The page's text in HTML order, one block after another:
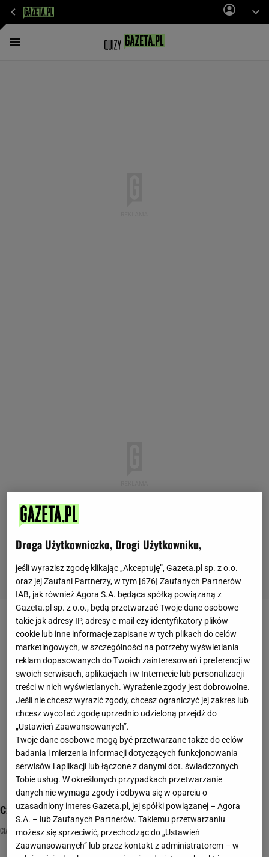
krew
Czas na krwisty quiz wiedzy! To wyzwanie Was przerośnie
CIAŁO KREW QUIZ
Droga Użytkowniczko, Drogi Użytkowniku,
jeśli wyrazisz zgodę klikając „Akceptuję”, Gazeta.pl sp. z o.o.
oraz jej Zaufani Partnerzy, w tym [676] Zaufanych Partnerów
IAB, jak również Agora S.A. będąca spółką powiązaną z
Gazeta.pl sp. z o.o., będą przetwarzać Twoje dane osobowe
takie jak adresy IP, adresy e-mail czy identyfikatory plików
cookie lub inne informacje zapisane w tych plikach do celów
marketingowych, w szczególności na potrzeby wyświetlania
reklam dopasowanych do Twoich zainteresowań i preferencji w
swoich serwisach, aplikacjach i w Internecie lub personalizacji
treści w nich wyświetlanych. Wyrażenie zgody jest dobrowolne.
Jeśli nie chcesz wyrazić zgody, chcesz ograniczyć jej zakres lub
chcesz wycofać zgodę uprzednio udzieloną przejdź do
„Ustawień Zaawansowanych”.
Twoje dane osobowe mogą być przetwarzane także do celów
badania i mierzenia informacji dotyczących funkcjonowania
serwisów i aplikacji lub łączone z danymi dot. świadczonych
Tobie usług. W określonych przypadkach przetwarzanie
danych nie wymaga zgody i odbywa się w oparciu o
uzasadniony interes Gazeta.pl, jej spółki powiązanej – Agora
S.A. – lub Zaufanych Partnerów. Takiemu przetwarzaniu
możesz się sprzeciwić, przechodząc do „Ustawień
Zaawansowanych” lub przez kontakt z administratorem – w